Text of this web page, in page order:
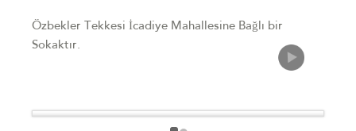
Özbekler Tekkesi İcadiye Mahallesine Bağlı bir
Sokaktır.